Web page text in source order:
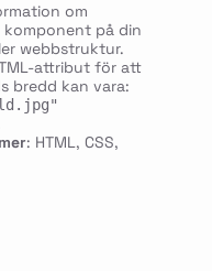
om
komponent på din
webbstruktur.
attribut för att
bredd kan vara:
: HTML, CSS,